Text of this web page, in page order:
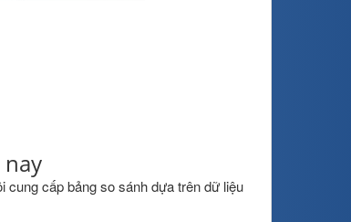
cấp bảng so sánh dựa trên dữ liệu